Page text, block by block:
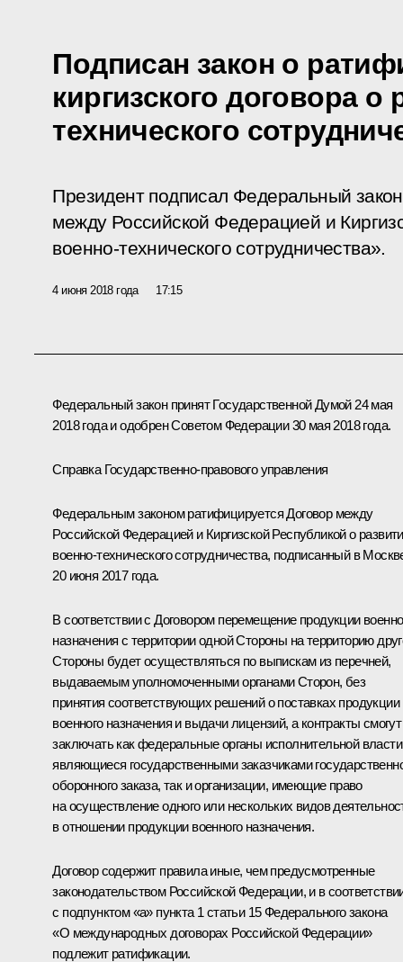
Подписан закон о
киргизского договора о
технического
Президент подписал Федеральный
между Российской Федерацией и
военно-технического сотрудничества».
4 июня 2018 года 17:15
Федеральный закон принят Государственной Думой 24 мая
2018 года и одобрен Советом Федерации 30 мая 2018 года.
Справка Государственно-правового управления
Федеральным законом ратифицируется Договор между
Российской Федерацией и Киргизской Республикой о
военно-технического сотрудничества, подписанный в
20 июня 2017 года.
В соответствии с Договором перемещение продукции
назначения с территории одной Стороны на территорию
Стороны будет осуществляться по выпискам из перечней,
выдаваемым уполномоченными органами Сторон, без
принятия соответствующих решений о поставках продукции
военного назначения и выдачи лицензий, а контракты смогут
заключать как федеральные органы исполнительной
являющиеся государственными заказчиками
оборонного заказа, так и организации, имеющие право
на осуществление одного или нескольких видов
в отношении продукции военного назначения.
Договор содержит правила иные, чем предусмотренные
законодательством Российской Федерации, и в
с подпунктом «а» пункта 1 статьи 15 Федерального закона
«О международных договорах Российской Федерации»
подлежит ратификации.